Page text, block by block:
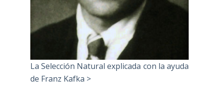
La Selección Natural explicada con la ayuda
de Franz Kafka >